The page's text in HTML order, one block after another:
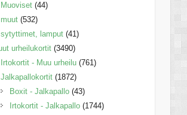
Muoviset (44)
muut (532)
sytyttimet, lamput (41)
urheilukortit (3490)
Irtokortit - Muu urheilu (761)
Jalkapallokortit (1872)
Boxit - Jalkapallo (43)
Irtokortit - Jalkapallo (1744)